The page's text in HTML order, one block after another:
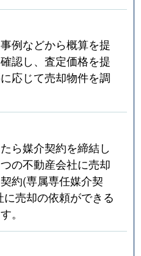
例などから概算を提
認し、査定価格を提
応じて売却物件を調
ら媒介契約を締結し
の不動産会社に売却
約(専属専任媒介契
売却の依頼ができる
。